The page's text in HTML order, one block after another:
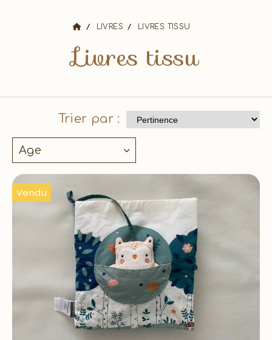
LIVRES LIVRES TISSU
Livres tissu
Trier par :
Age
Vendu